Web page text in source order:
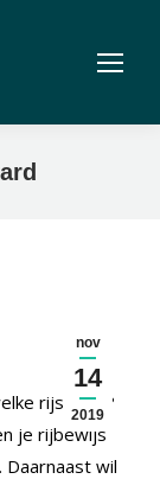
nov
14
2019
rijschool?
je rijbewijs
wil